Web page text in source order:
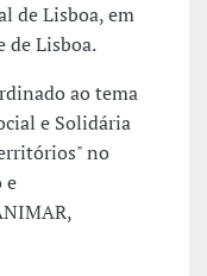
de Lisboa, em
de Lisboa.
ao tema
e Solidária
no
e